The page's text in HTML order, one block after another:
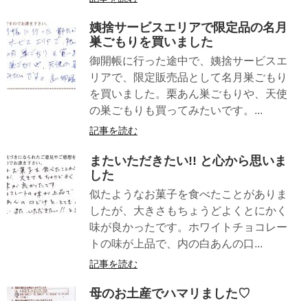
姨捨サービスエリアで限定品の名月
巣ごもりを買いました
御開帳に行った途中で、姨捨サービスエ
リアで、限定販売品として名月巣ごもり
を買いました。栗あん巣ごもりや、天使
の巣ごもりも買ってみたいです。...
記事を読む
またいただきたい!! と心から思いま
した
似たようなお菓子を食べたことがありま
したが、大きさもちょうどよくとにかく
味が良かったです。ホワイトチョコレー
トの味が上品で、内の白あんの口...
記事を読む
母のお土産でハマリました♡